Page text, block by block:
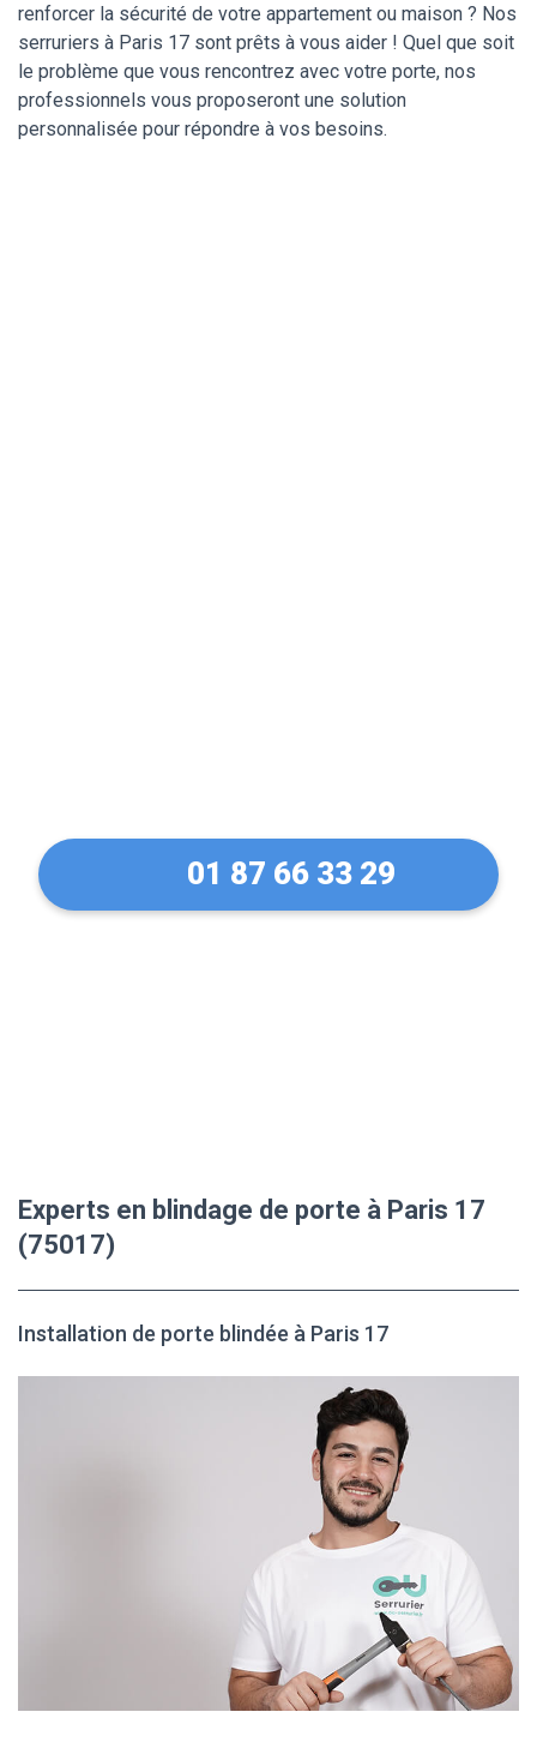
renforcer la sécurité de votre appartement ou maison ? Nos
serruriers à Paris 17 sont prêts à vous aider ! Quel que soit
le problème que vous rencontrez avec votre porte, nos
professionnels vous proposeront une solution
personnalisée pour répondre à vos besoins.
01 87 66 33 29
Experts en blindage de porte à Paris 17
(75017)
Installation de porte blindée à Paris 17